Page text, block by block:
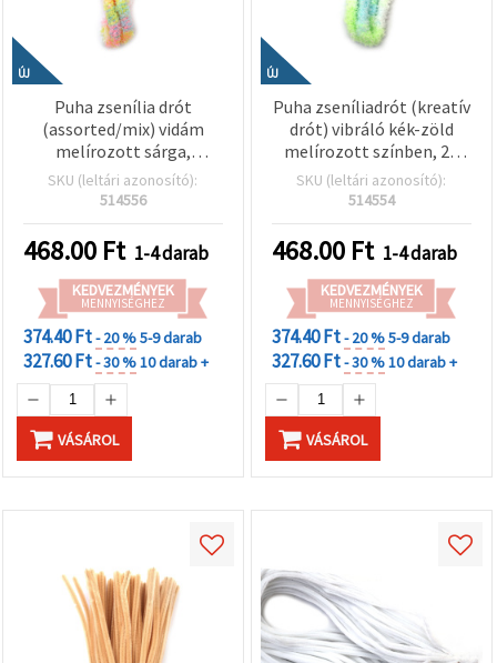
ÚJ
Puha zsenília drót
(assorted/mix) vidám
melírozott sárga,
rózsaszín és világoskék
árnyalatokban, 20 mm × 1
dekoráció és DIY
kézműves projektekhez
SKU (leltári azonosító):
514556
468.00 Ft 1-4 darab
KEDVEZMÉNYEK
MENNYISÉGHEZ
374.40 Ft- 20 %5-9 darab
327.60 Ft- 30 %10 darab +
VÁSÁROL
ÚJ
Puha zseníliadrót (kreatív
drót) vibráló kék-zöld
melírozott színben, 20
mm × 1 m – tökéletes
kézműves, dekorációs és
SKU (leltári azonosító):
514554
468.00 Ft 1-4 darab
KEDVEZMÉNYEK
MENNYISÉGHEZ
374.40 Ft- 20 %5-9 darab
327.60 Ft- 30 %10 darab +
VÁSÁROL